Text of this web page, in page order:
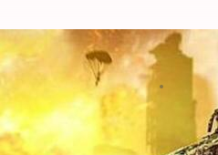
జనవరి 20న వచ్చే
Nishkala Sathivada Jan 20,
ఈ వార్తాకథనం ఏంటి